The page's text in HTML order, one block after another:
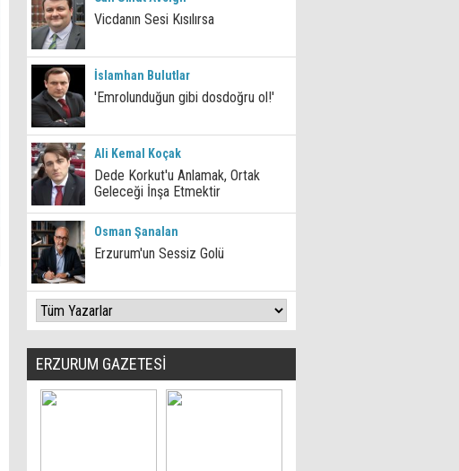
Vicdanın Sesi Kısılırsa
İslamhan Bulutlar
'Emrolunduğun gibi dosdoğru ol!'
Ali Kemal Koçak
Dede Korkut'u Anlamak, Ortak
Geleceği İnşa Etmektir
Osman Şanalan
Erzurum'un Sessiz Golü
ERZURUM GAZETESİ